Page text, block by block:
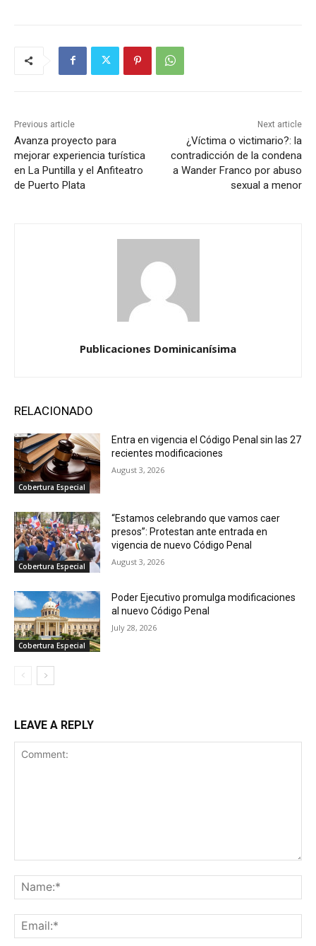
Previous article
Avanza proyecto para
mejorar experiencia turística
en La Puntilla y el Anfiteatro
de Puerto Plata
Next article
¿Víctima o victimario?: la
contradicción de la condena
a Wander Franco por abuso
sexual a menor
Publicaciones Dominicanísima
RELACIONADO
Cobertura Especial
Entra en vigencia el Código Penal sin las 27
recientes modificaciones
August 3, 2026
Cobertura Especial
“Estamos celebrando que vamos caer
presos”: Protestan ante entrada en
vigencia de nuevo Código Penal
August 3, 2026
Cobertura Especial
Poder Ejecutivo promulga modificaciones
al nuevo Código Penal
July 28, 2026
LEAVE A REPLY